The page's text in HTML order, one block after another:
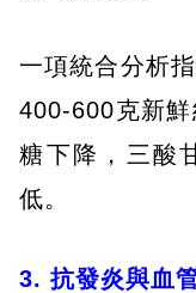
一項統合分析
400-600克新
糖下降，三酸
低。
3. 抗發炎與血